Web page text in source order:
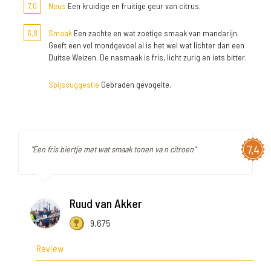
7,0 Neus Een kruidige en fruitige geur van citrus.
6,8 Smaak Een zachte en wat zoetige smaak van mandarijn.
Geeft een vol mondgevoel al is het wel wat lichter dan een
Duitse Weizen. De nasmaak is fris, licht zurig en iets bitter.
Spijssuggestie Gebraden gevogelte.
7,4
"Een fris biertje met wat smaak tonen va n citroen"
Ruud van Akker
9.675
Review